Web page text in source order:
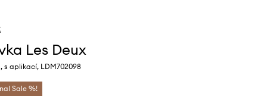
Les Deux
s aplikací, LDM702098
Sale %!